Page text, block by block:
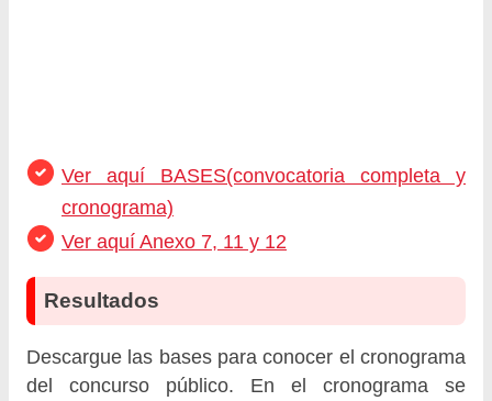
Ver aquí BASES(convocatoria completa y
cronograma)
Ver aquí Anexo 7, 11 y 12
Resultados
Descargue las bases para conocer el cronograma
del concurso público. En el cronograma se